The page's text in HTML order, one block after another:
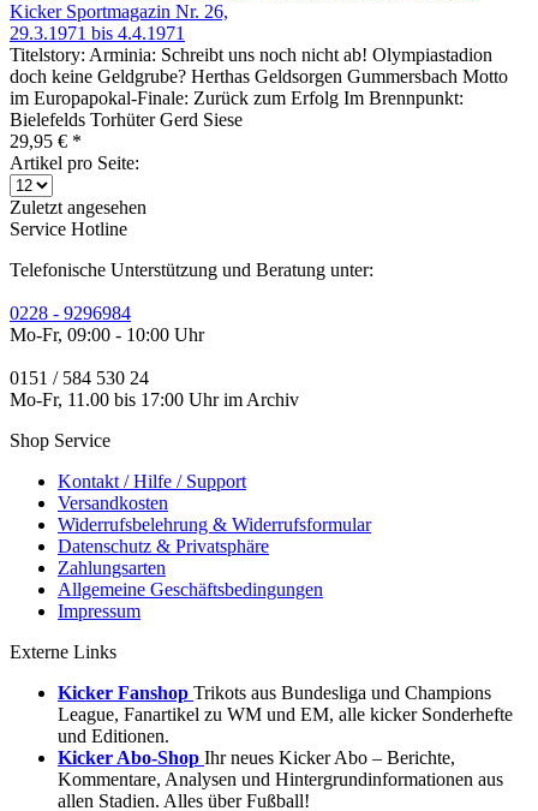
Kicker Sportmagazin Nr. 26,
29.3.1971 bis 4.4.1971
Titelstory: Arminia: Schreibt uns noch nicht ab! Olympiastadion
doch keine Geldgrube? Herthas Geldsorgen Gummersbach Motto
im Europapokal-Finale: Zurück zum Erfolg Im Brennpunkt:
Bielefelds Torhüter Gerd Siese
29,95 € *
Artikel pro Seite:
Zuletzt angesehen
Service Hotline
Telefonische Unterstützung und Beratung unter:
0228 - 9296984
Mo-Fr, 09:00 - 10:00 Uhr
0151 / 584 530 24
Mo-Fr, 11.00 bis 17:00 Uhr im Archiv
Shop Service
Kontakt / Hilfe / Support
Versandkosten
Widerrufsbelehrung & Widerrufsformular
Datenschutz & Privatsphäre
Zahlungsarten
Allgemeine Geschäftsbedingungen
Impressum
Externe Links
Kicker Fanshop Trikots aus Bundesliga und Champions
League, Fanartikel zu WM und EM, alle kicker Sonderhefte
und Editionen.
Kicker Abo-Shop Ihr neues Kicker Abo – Berichte,
Kommentare, Analysen und Hintergrundinformationen aus
allen Stadien. Alles über Fußball!